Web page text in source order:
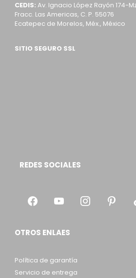
CEDIS: Av. Ignacio López Rayón 174-
Fracc. Las Americas, C. P. 55076
Ecatepec de Morelos, Méx., México
SITIO SEGURO SSL
REDES SOCIALES
OTROS ENLAES
Política de garantía
Servicio de entrega